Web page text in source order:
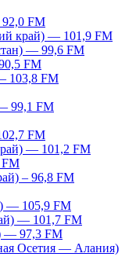
FM
край) — 101,9 FM
— 99,6 FM
FM
103,8 FM
99,1 FM
FM
— 101,2 FM
FM
– 96,8 FM
— 105,9 FM
— 101,7 FM
— 97,3 FM
Осетия — Алания)